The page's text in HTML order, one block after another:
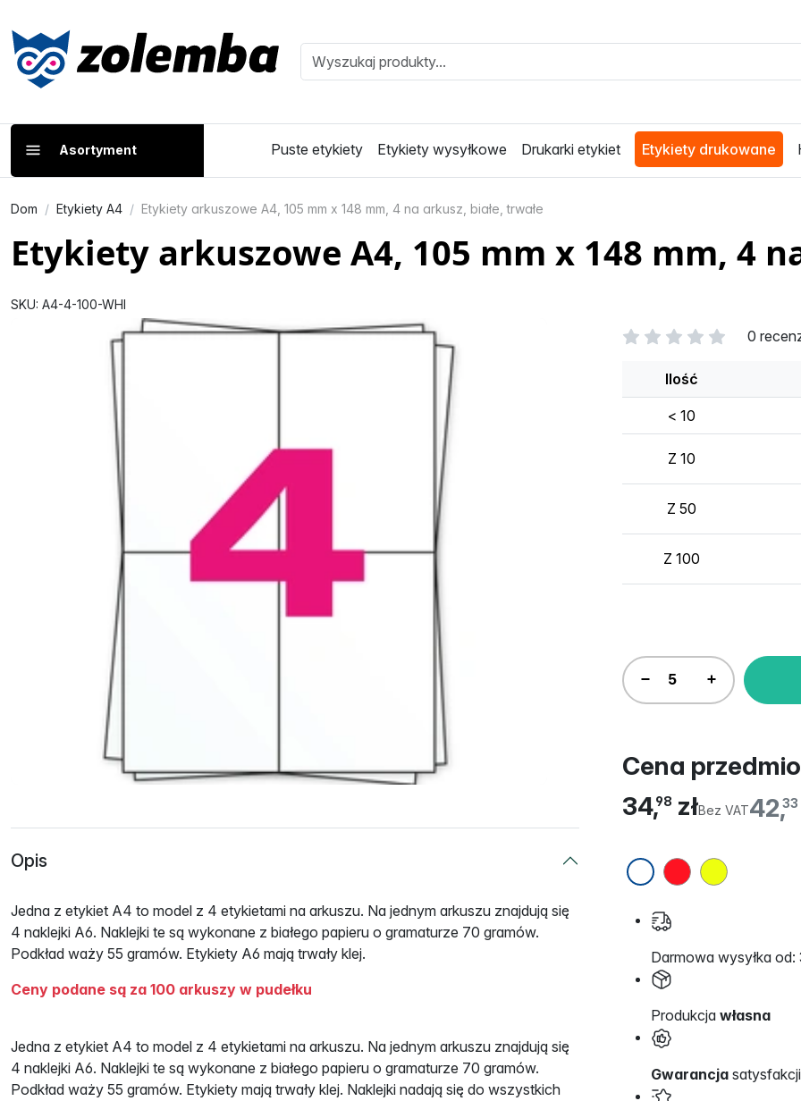
Asortyment Puste etykiety Etykiety wysyłkowe Drukarki etykiet Etykiety drukowane
Dom Etykiety A4 Etykiety arkuszowe A4, 105 mm x 148 mm, 4 na arkusz, białe, trwałe
Etykiety arkuszowe A4, 105 mm x 148 mm, 4
SKU: A4-4-100-WHI
0
Ilość
< 10
Z 10
Z 50
Z 100
Cena
42,33
34,98 złBez VAT
Darmowa wysyłka
Produkcja własna
Gwarancja satysfakcji
Opis
Jedna z etykiet A4 to model z 4 etykietami na arkuszu. Na jednym arkuszu znajdują się
4 naklejki A6. Naklejki te są wykonane z białego papieru o gramaturze 70 gramów.
Podkład waży 55 gramów. Etykiety A6 mają trwały klej.
Ceny podane są za 100 arkuszy w pudełku
Jedna z etykiet A4 to model z 4 etykietami na arkuszu. Na jednym arkuszu znajdują się
4 naklejki A6. Naklejki te są wykonane z białego papieru o gramaturze 70 gramów.
Podkład waży 55 gramów. Etykiety mają trwały klej. Naklejki nadają się do wszystkich